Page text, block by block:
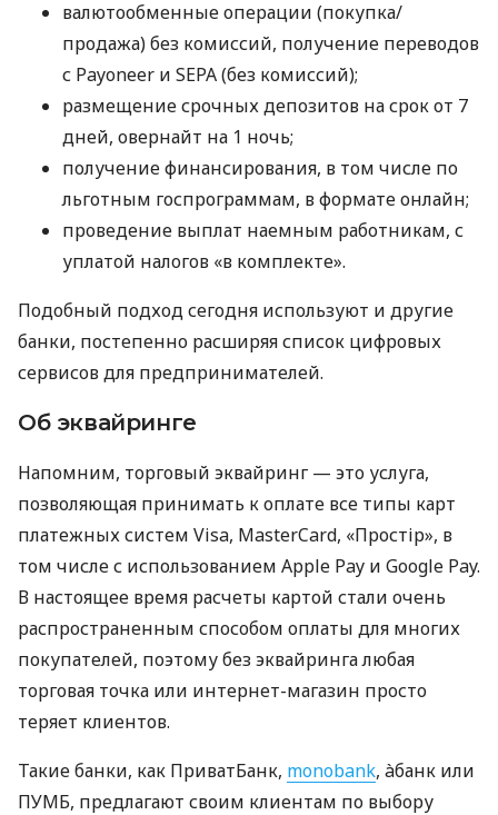
валютообменные операции (покупка/
продажа) без комиссий, получение переводов
с Payoneer и SEPA (без комиссий);
размещение срочных депозитов на срок от 7
дней, овернайт на 1 ночь;
получение финансирования, в том числе по
льготным госпрограммам, в формате онлайн;
проведение выплат наемным работникам, с
уплатой налогов «в комплекте».
Подобный подход сегодня используют и другие
банки, постепенно расширяя список цифровых
сервисов для предпринимателей.
Об эквайринге
Напомним, торговый эквайринг — это услуга,
позволяющая принимать к оплате все типы карт
платежных систем Visa, MasterCard, «Простір», в
том числе с использованием Apple Pay и Google Pay.
В настоящее время расчеты картой стали очень
распространенным способом оплаты для многих
покупателей, поэтому без эквайринга любая
торговая точка или интернет-магазин просто
теряет клиентов.
Такие банки, как ПриватБанк, monobank, àбанк или
ПУМБ, предлагают своим клиентам по выбору